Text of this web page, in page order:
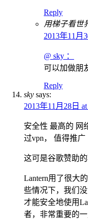
Reply
用梯子看世
2013年11月
@ sky ：
可以加做朋
Reply
sky says:
2013年11月28日
安全性 最高的 网
过vpn， 值得推广
这可是谷歌赞助的
Lantern用了很大
些情况下，我们
才能安全地使用
者，非常重要的